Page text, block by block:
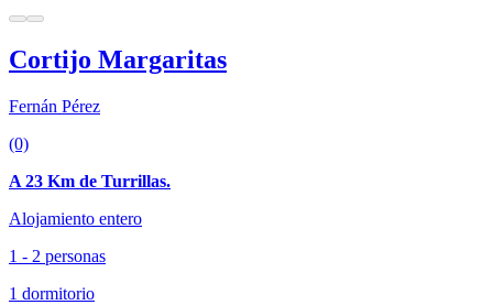
Cortijo Margaritas
Fernán Pérez
(0)
A 23 Km de Turrillas.
Alojamiento entero
1 - 2 personas
1 dormitorio